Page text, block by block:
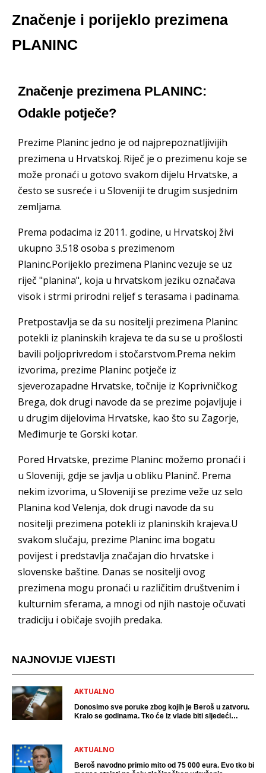
Značenje i porijeklo prezimena
PLANINC
Značenje prezimena PLANINC:
Odakle potječe?
Prezime Planinc jedno je od najprepoznatljivijih
prezimena u Hrvatskoj. Riječ je o prezimenu koje se
može pronaći u gotovo svakom dijelu Hrvatske, a
često se susreće i u Sloveniji te drugim susjednim
zemljama.
Prema podacima iz 2011. godine, u Hrvatskoj živi
ukupno 3.518 osoba s prezimenom
Planinc.Porijeklo prezimena Planinc vezuje se uz
riječ "planina", koja u hrvatskom jeziku označava
visok i strmi prirodni reljef s terasama i padinama.
Pretpostavlja se da su nositelji prezimena Planinc
potekli iz planinskih krajeva te da su se u prošlosti
bavili poljoprivredom i stočarstvom.Prema nekim
izvorima, prezime Planinc potječe iz
sjeverozapadne Hrvatske, točnije iz Koprivničkog
Brega, dok drugi navode da se prezime pojavljuje i
u drugim dijelovima Hrvatske, kao što su Zagorje,
Međimurje te Gorski kotar.
Pored Hrvatske, prezime Planinc možemo pronaći i
u Sloveniji, gdje se javlja u obliku Planinč. Prema
nekim izvorima, u Sloveniji se prezime veže uz selo
Planina kod Velenja, dok drugi navode da su
nositelji prezimena potekli iz planinskih krajeva.U
svakom slučaju, prezime Planinc ima bogatu
povijest i predstavlja značajan dio hrvatske i
slovenske baštine. Danas se nositelji ovog
prezimena mogu pronaći u različitim društvenim i
kulturnim sferama, a mnogi od njih nastoje očuvati
tradiciju i običaje svojih predaka.
NAJNOVIJE VIJESTI
AKTUALNO
Donosimo sve poruke zbog kojih je Beroš u zatvoru.
Kralo se godinama. Tko će iz vlade biti sljedeći
AKTUALNO
Beroš navodno primio mito od 75 000 eura. Evo tko bi